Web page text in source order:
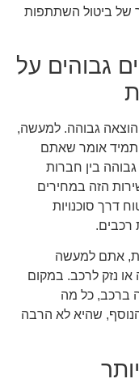
של ביטול השתתפות
גבוהים על
גבוהה. למעשה,
תמיד אומר שאתם
בין חברות
הזה במחירים
דרך סוכנויות
רכבים.
אתם למעשה
נזק לרכב. במקום
ברכב, כל מה
שהיא לא הרבה